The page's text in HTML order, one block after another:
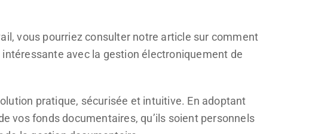
vous pourriez consulter notre article sur comment
avec la gestion électroniquement de
pratique, sécurisée et intuitive. En adoptant
vos fonds documentaires, qu’ils soient personnels